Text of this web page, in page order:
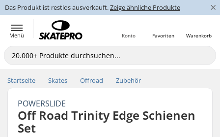
Das Produkt ist restlos ausverkauft.Zeige ähnliche Produkte ×
Menü Warenkorb
Favoriten
Konto
Startseite Skates Offroad Zubehör
POWERSLIDE
Off Road Trinity Edge Schienen
Set